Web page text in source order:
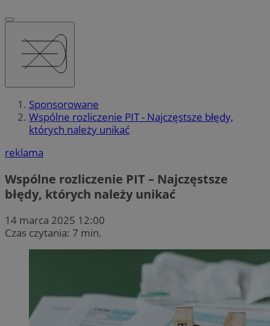
Sponsorowane
Wspólne rozliczenie PIT - Najczęstsze błędy,
których należy unikać
reklama
Wspólne rozliczenie PIT – Najczęstsze
błędy, których należy unikać
14 marca 2025 12:00
Czas czytania: 7 min.